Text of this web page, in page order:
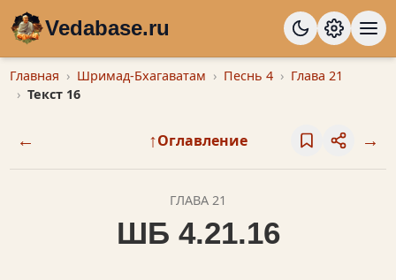
Vedabase.ru
Главная Шримад-Бхагаватам Песнь 4
Глава 21
Текст 16
← ↑Оглавление →
ГЛАВА 21
ШБ 4.21.16